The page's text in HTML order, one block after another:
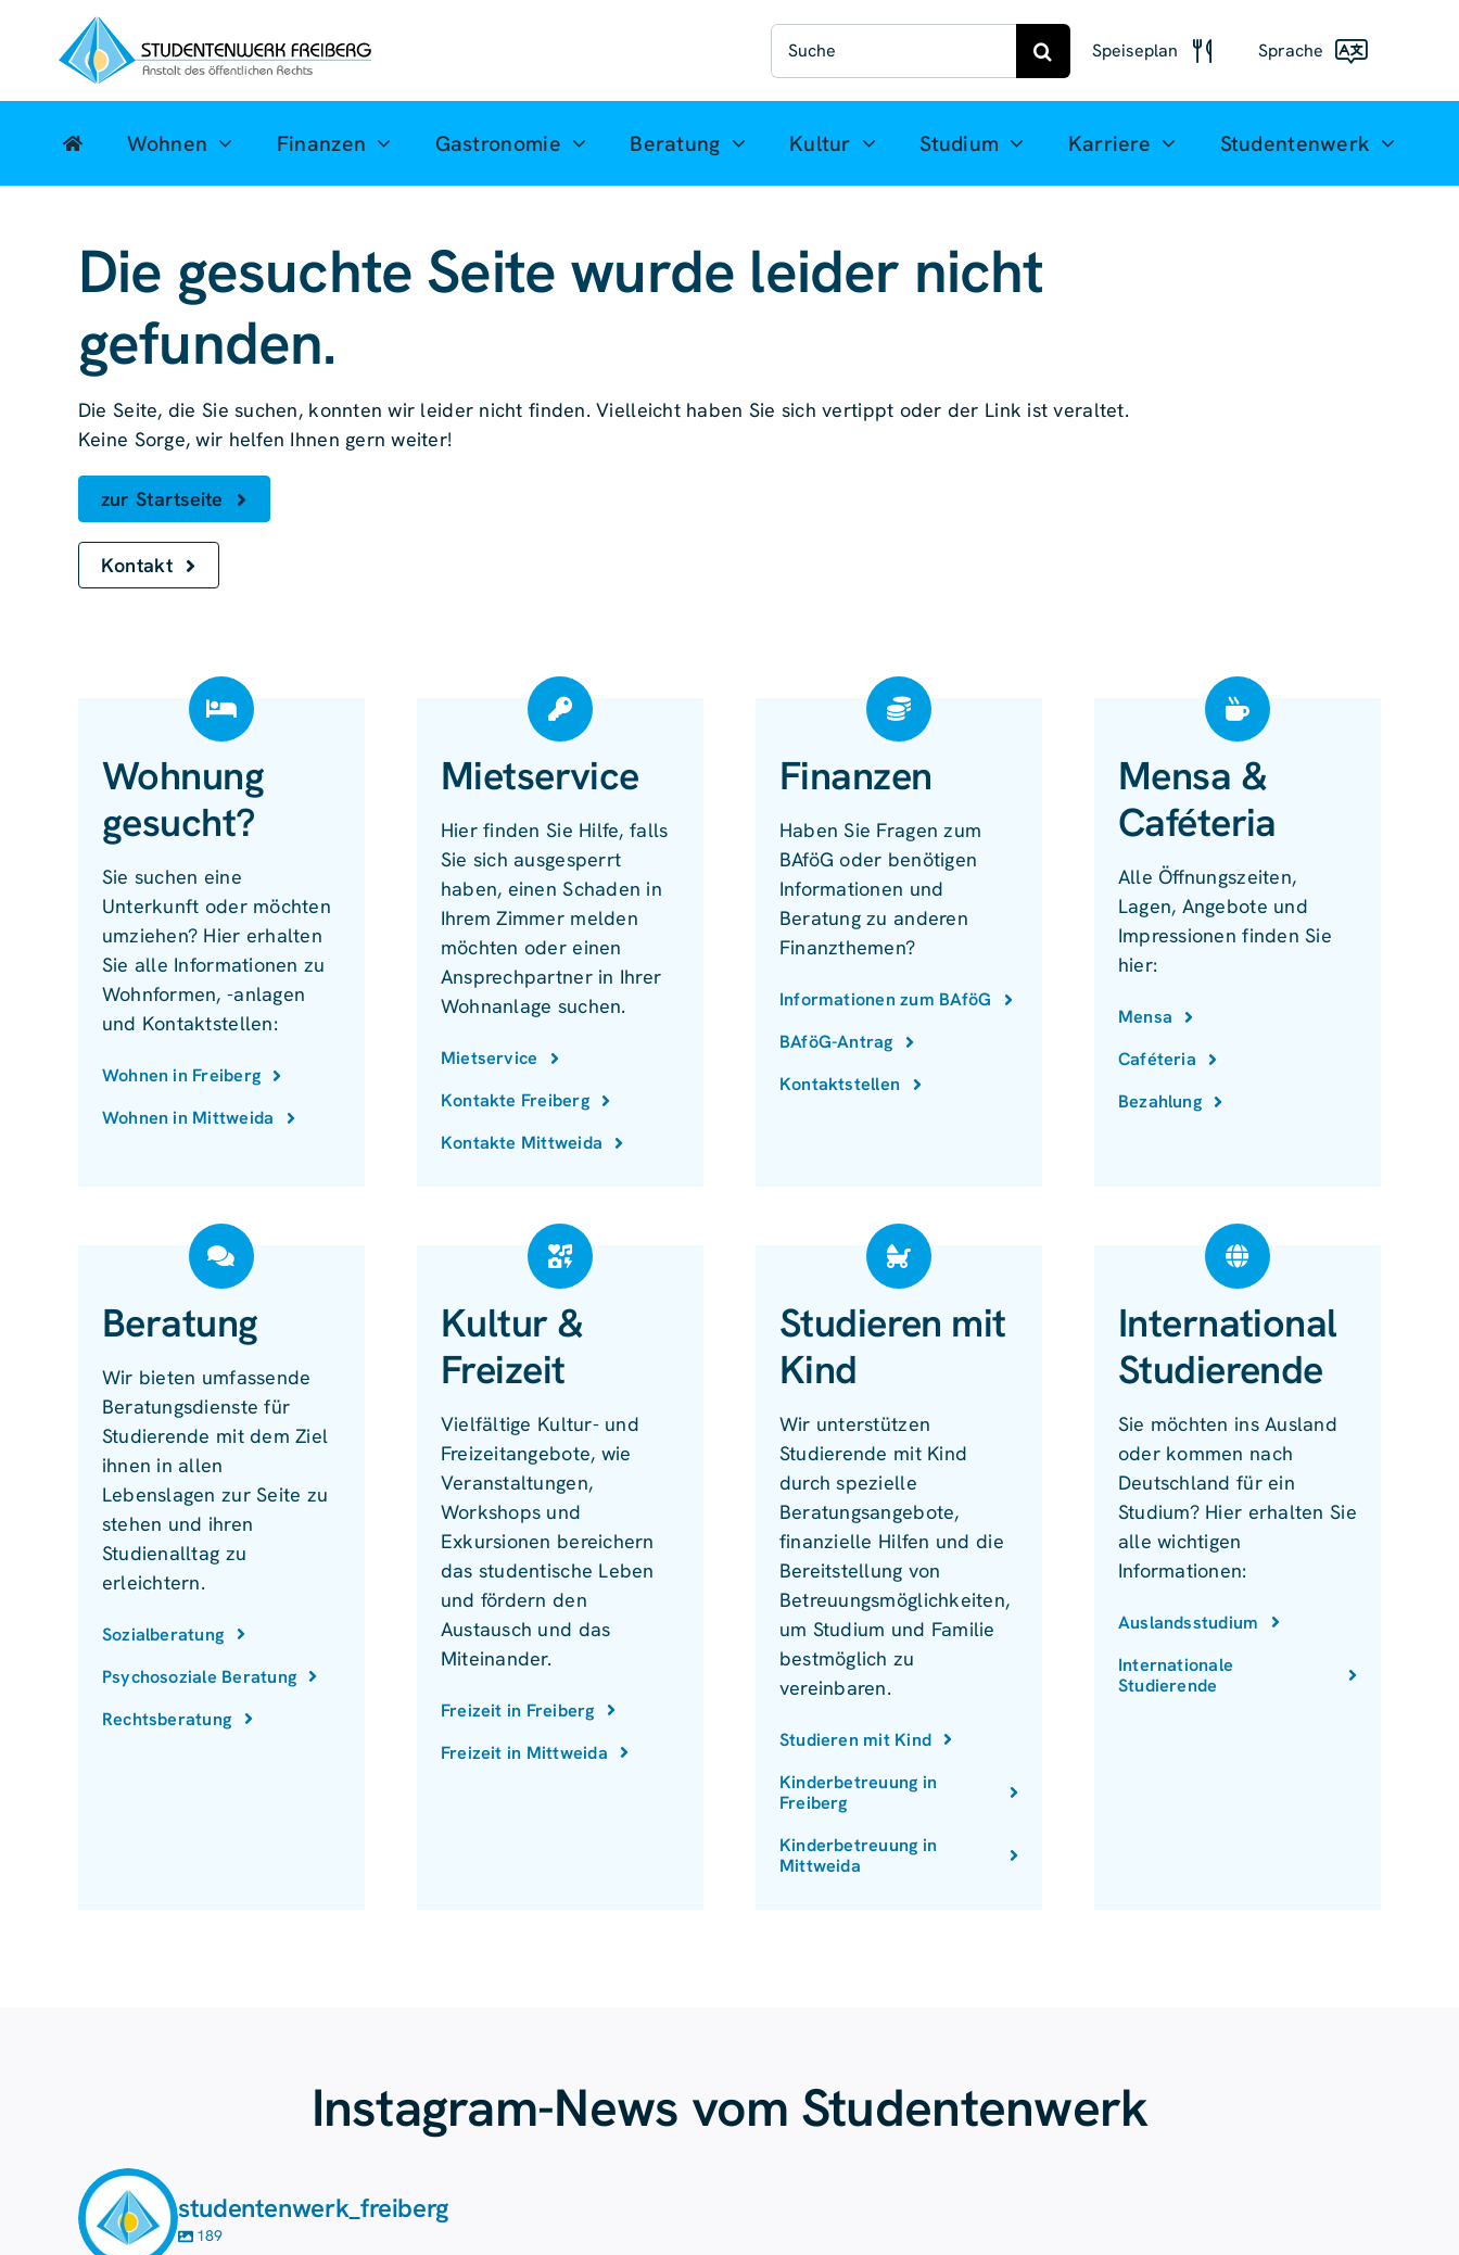
springen
Suche
nach:
Speiseplan
Speiseplan
Mittweida
Sprache
(UK)
Wohnen Finanzen Gastronomie Beratung Kultur Studium Karriere Studentenwerk
Die gesuchte Seite wurde leider nicht
gefunden.
Die Seite, die Sie suchen, konnten wir leider nicht finden. Vielleicht haben Sie sich vertippt oder der Link ist veraltet.
Keine Sorge, wir helfen Ihnen gern weiter!
zur Startseite
Kontakt
Wohnung
gesucht?
Sie suchen eine
Unterkunft oder möchten
umziehen? Hier erhalten
Sie alle Informationen zu
Wohnformen, -anlagen
und Kontaktstellen:
Wohnen in Freiberg
Wohnen in Mittweida
Mietservice
Hier finden Sie Hilfe, falls
Sie sich ausgesperrt
haben, einen Schaden in
Ihrem Zimmer melden
möchten oder einen
Ansprechpartner in Ihrer
Wohnanlage suchen.
Mietservice
Kontakte Freiberg
Kontakte Mittweida
Finanzen
Haben Sie Fragen zum
BAföG oder benötigen
Informationen und
Beratung zu anderen
Finanzthemen?
Informationen zum BAföG
BAföG-Antrag
Kontaktstellen
Mensa &
Caféteria
Alle Öffnungszeiten,
Lagen, Angebote und
Impressionen finden Sie
hier:
Mensa
Caféteria
Bezahlung
Beratung
Wir bieten umfassende
Beratungsdienste für
Studierende mit dem Ziel
ihnen in allen
Lebenslagen zur Seite zu
stehen und ihren
Studienalltag zu
erleichtern.
Sozialberatung
Psychosoziale Beratung
Rechtsberatung
Kultur &
Freizeit
Vielfältige Kultur- und
Freizeitangebote, wie
Veranstaltungen,
Workshops und
Exkursionen bereichern
das studentische Leben
und fördern den
Austausch und das
Miteinander.
Freizeit in Freiberg
Freizeit in Mittweida
Studieren mit
Kind
Wir unterstützen
Studierende mit Kind
durch spezielle
Beratungsangebote,
finanzielle Hilfen und die
Bereitstellung von
Betreuungsmöglichkeiten,
um Studium und Familie
bestmöglich zu
vereinbaren.
Studieren mit Kind
Kinderbetreuung in
Freiberg
Kinderbetreuung in
Mittweida
International
Studierende
Sie möchten ins Ausland
oder kommen nach
Deutschland für ein
Studium? Hier erhalten Sie
alle wichtigen
Informationen:
Auslandsstudium
Internationale
Studierende
Instagram-News vom Studentenwerk
studentenwerk_freiberg
189